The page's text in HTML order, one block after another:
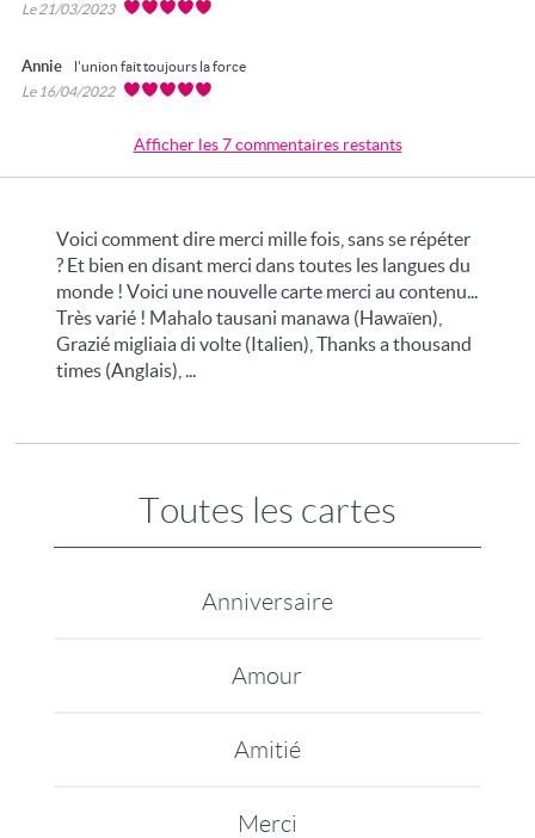
Le 21/03/2023
Annie
l'union fait toujours la force
Le 16/04/2022
Afficher les 7 commentaires restants
Voici comment dire merci mille fois, sans se répéter
? Et bien en disant merci dans toutes les langues du
monde ! Voici une nouvelle carte merci au contenu...
Très varié ! Mahalo tausani manawa (Hawaïen),
Grazié migliaia di volte (Italien), Thanks a thousand
times (Anglais), ...
Toutes les cartes
Anniversaire
Amour
Amitié
Merci